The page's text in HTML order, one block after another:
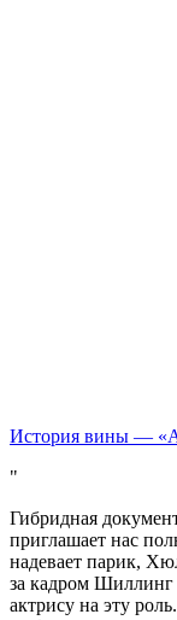
История вины —
Гибридная
приглашает нас
надевает парик,
за кадром Шиллинг
актрису на эту